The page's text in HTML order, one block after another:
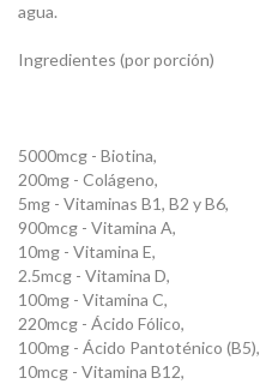
agua.
Ingredientes (por porción)
5000mcg - Biotina,
200mg - Colágeno,
5mg - Vitaminas B1, B2 y B6,
900mcg - Vitamina A,
10mg - Vitamina E,
2.5mcg - Vitamina D,
100mg - Vitamina C,
220mcg - Ácido Fólico,
100mg - Ácido Pantoténico (B5),
10mcg - Vitamina B12,